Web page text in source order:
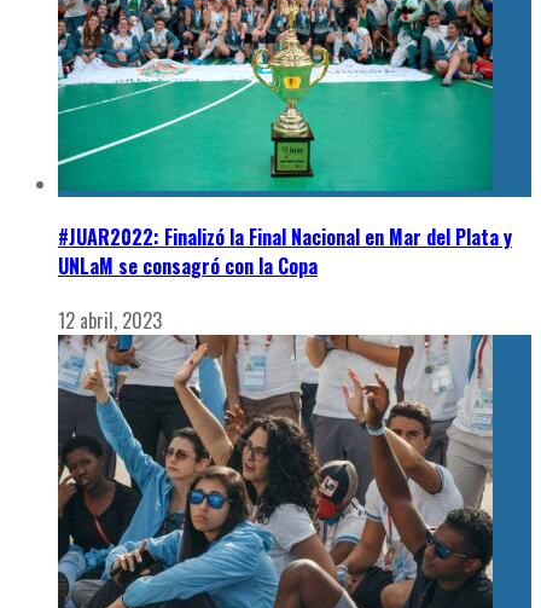
#JUAR2022: Finalizó la Final Nacional en Mar del Plata y
UNLaM se consagró con la Copa
12 abril, 2023